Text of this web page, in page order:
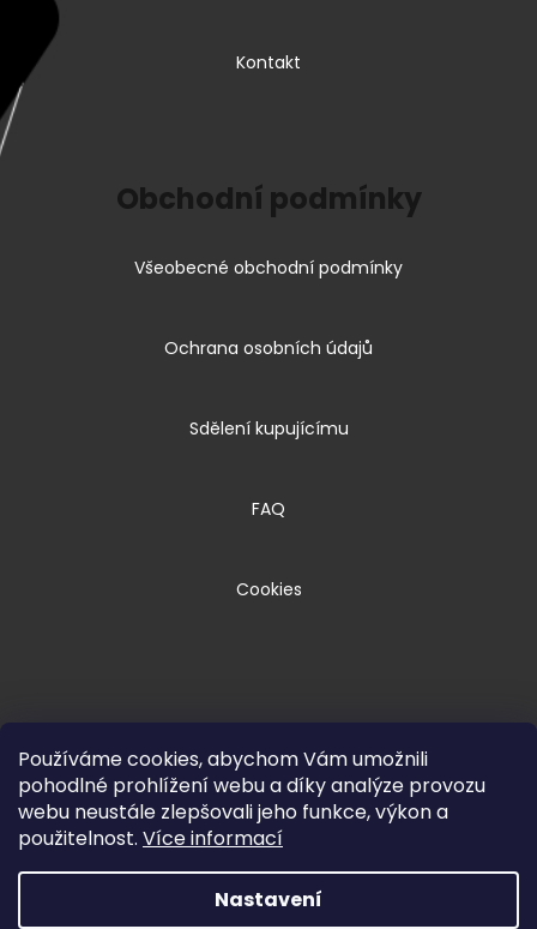
Používáme cookies, abychom Vám umožnili
pohodlné prohlížení webu a díky analýze provozu
webu neustále zlepšovali jeho funkce, výkon a
použitelnost. Více informací
Nastavení
Kontakt
Obchodní podmínky
Všeobecné obchodní podmínky
Ochrana osobních údajů
Sdělení kupujícímu
FAQ
Cookies
Copyright 2026HPM TEC, s.r.o.
. Všechna